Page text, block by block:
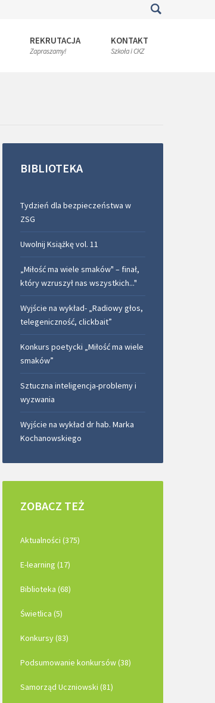
REKRUTACJA
Zapraszamy!
KONTAKT
Szkoła i CKZ
BIBLIOTEKA
Tydzień dla bezpieczeństwa w
ZSG
Uwolnij Książkę vol. 11
„Miłość ma wiele smaków" – finał,
który wzruszył nas wszystkich..."
Wyjście na wykład- „Radiowy głos,
telegeniczność, clickbait”
Konkurs poetycki „Miłość ma wiele
smaków”
Sztuczna inteligencja-problemy i
wyzwania
Wyjście na wykład dr hab. Marka
Kochanowskiego
ZOBACZ TEŻ
Aktualności (375)
E-learning (17)
Biblioteka (68)
Świetlica (5)
Konkursy (83)
Podsumowanie konkursów (38)
Samorząd Uczniowski (81)